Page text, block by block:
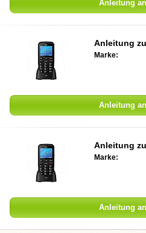
Anleitung
Anleitung zu
Marke:
Anleitung
Anleitung zu
Marke:
Anleitung